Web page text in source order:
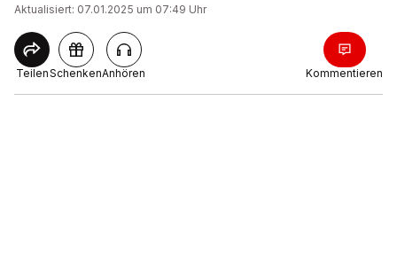
Aktualisiert: 07.01.2025 um 07:49 Uhr
TeilenSchenkenAnhören Kommentieren